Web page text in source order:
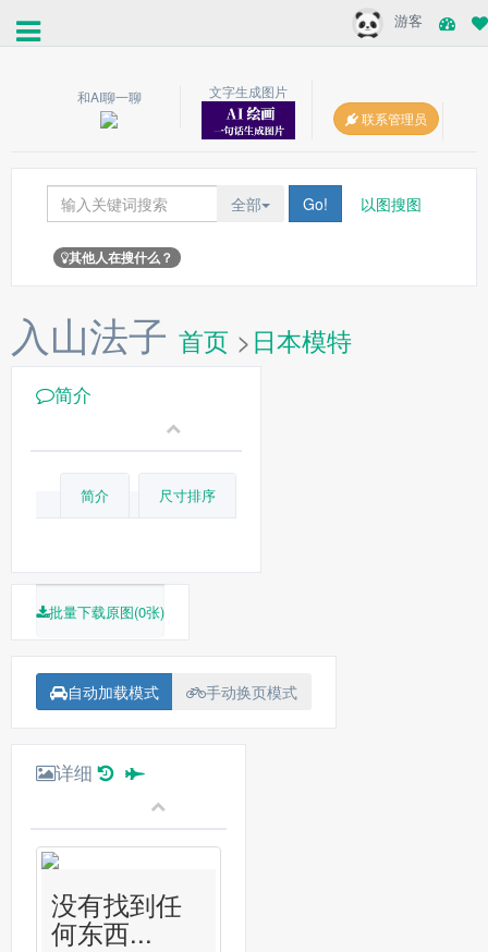
游客
和AI聊一聊
文字生成图片
联系管理员
全部 Go! 以图搜图
其他人在搜什么？
入山法子 首页 >日本模特
简介
简介 尺寸排序
批量下载原图(0张)
自动加载模式 手动换页模式
详细
没有找到任
何东西...